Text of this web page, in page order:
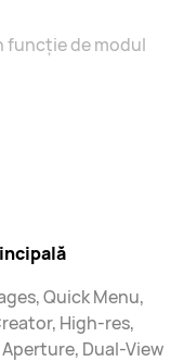
funcție de modul
Quick Menu,
High-res,
Dual-View